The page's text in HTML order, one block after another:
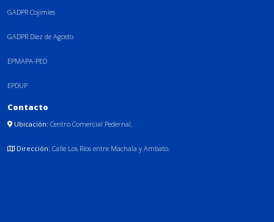
GADPR Cojimíes
GADPR Diez de Agosto
EPMAPA-PED
EPDUP
Contacto
Ubicación: Centro Comercial Pedernal.
Dirección: Calle Los Ríos entre Machala y Ambato.